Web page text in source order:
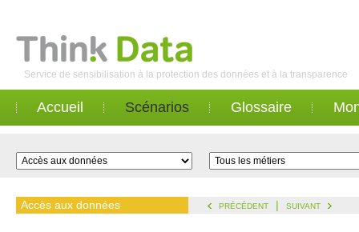
Service de sensibilisation à la protection des données et à la transparence
Accueil Scénarios Glossaire
Accès aux données PRÉCÉDENT | SUIVANT